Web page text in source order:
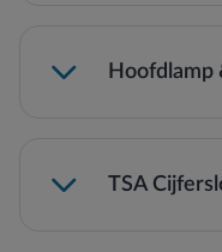
Hoofdlamp
TSA